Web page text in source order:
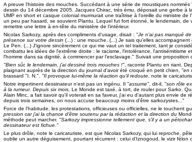
A preuve l'histoire des mouches. Succédant à une série de moustiques
dessin du 14 décembre 2005. Jacques Chirac, très ému, déposait une gerbe à
UMP en short et casque colonial murmurait une traîtrise à l'oreille du ministre de
un peu par hasard, se souvient Plantu. Lequel fut fort étonné, le lendemain, de
remettre une lettre à en-tête du ministère de l'intérieur.
Nicolas Sarkozy, après des compliments d'usage, disait : "Je n'ai pas manqué
présence sur votre dessin (...) : une mouche. (...) Je sais qu'elles
Le Pen. (...) J'ignore sincèrement ce qui me vaut un tel traitement, tant je
combattu les idées de l'extrême droite : le racisme, l'intolérance, l'antisémitisme
l'homme dans sa dignité, à commencer par l'esclavage." Suivait une proposition
"Bien sûr, le lendemain, j'ai dessiné trois mouches !", raconte Plantu en riant.
plaignant auprès de la direction du journal d'avoir été croqué en petit chien, "en
brassard "I. N.". "Il provoque lui-même la réaction qu'il redoute, note le
Notre impertinent dessinateur n'est pas un ingénu. Il "assume", dit-il, "son rôle
à la rumeur. Depuis six mois, Le Monde est taxé, à tort, de rouler pour Sarko.
Alain Minc, a fait savoir qu'il voterait en sa faveur, j'ai eu d'autant plus envie de
depuis trois semaines, on nous accuse beaucoup moins d'être sarkozystes..."
Force de l'habitude, les protestations, officieuses ou officielles, ne le touchent
pression car j'ai la chance d'être soutenu par la rédaction et la direction du
méthode peut marcher. "Sarkozy impressionne tellement que, s'il y a un
dessinateur est fichue."
Le plus drôle, note le caricaturiste, est que Nicolas Sarkozy, qui lui reproche,
oublie un autre déguisement, pourtant récurrent : celui d'Iznogoud, le vizir félon